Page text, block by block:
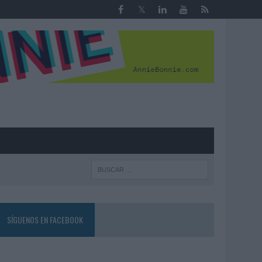
SÍGUENOS EN FACEBOOK